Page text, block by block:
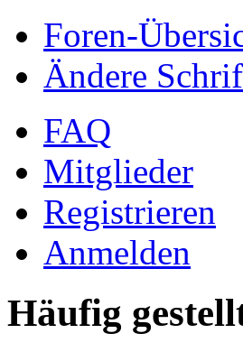
Foren-
Ändere
FAQ
Mitglieder
Registrieren
Anmelden
Häufig